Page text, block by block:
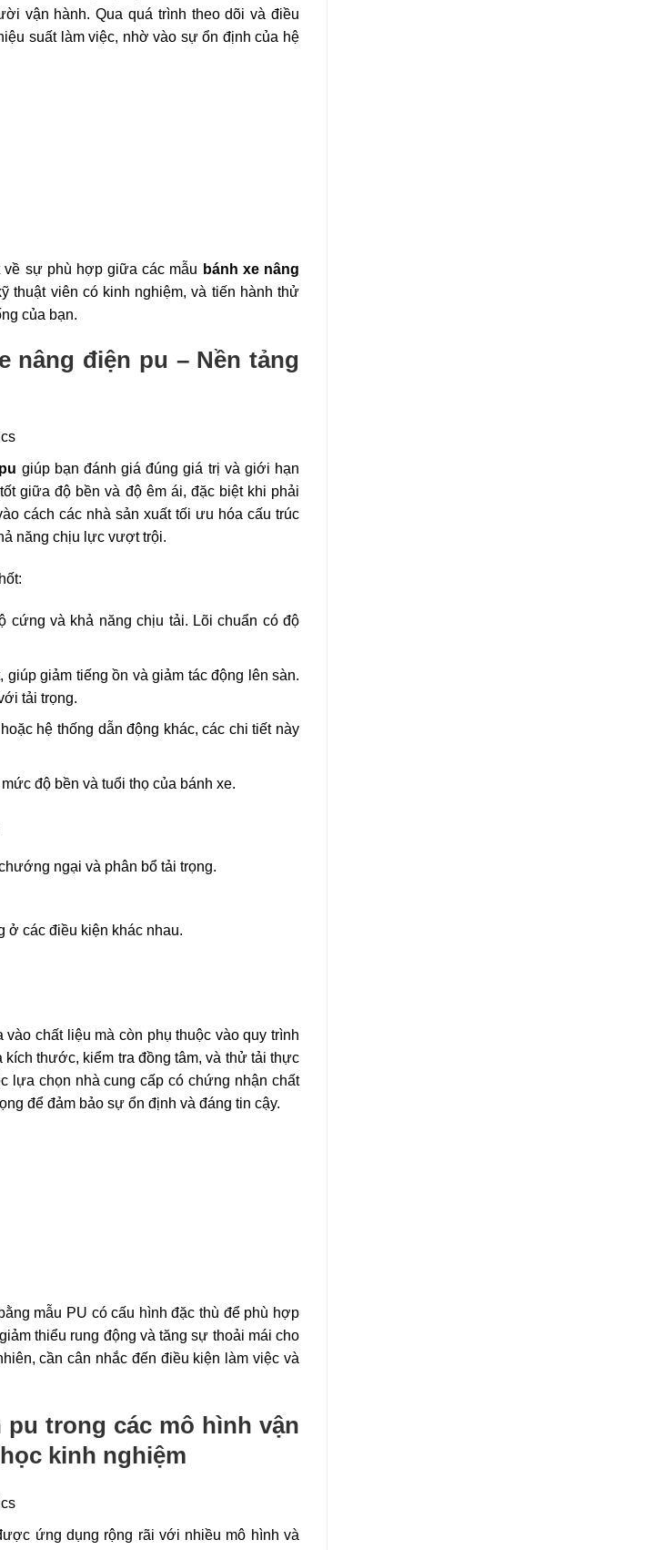
vận hành. Qua quá trình theo dõi và điều
suất làm việc, nhờ vào sự ổn định của hệ
sự phù hợp giữa các mẫu bánh xe nâng
thuật viên có kinh nghiệm, và tiến hành thử
của bạn.
nâng điện pu – Nền tảng
giúp bạn đánh giá đúng giá trị và giới hạn
giữa độ bền và độ êm ái, đặc biệt khi phải
cách các nhà sản xuất tối ưu hóa cấu trúc
năng chịu lực vượt trội.
cứng và khả năng chịu tải. Lõi chuẩn có độ
giảm tiếng ồn và giảm tác động lên sàn.
tải trọng.
hệ thống dẫn động khác, các chi tiết này
độ bền và tuổi thọ của bánh xe.
ngại và phân bổ tải trọng.
ở các điều kiện khác nhau.
chất liệu mà còn phụ thuộc vào quy trình
thước, kiểm tra đồng tâm, và thử tải thực
lựa chọn nhà cung cấp có chứng nhận chất
để đảm bảo sự ổn định và đáng tin cậy.
mẫu PU có cấu hình đặc thù để phù hợp
thiểu rung động và tăng sự thoải mái cho
cần cân nhắc đến điều kiện làm việc và
pu trong các mô hình vận
kinh nghiệm
ứng dụng rộng rãi với nhiều mô hình và